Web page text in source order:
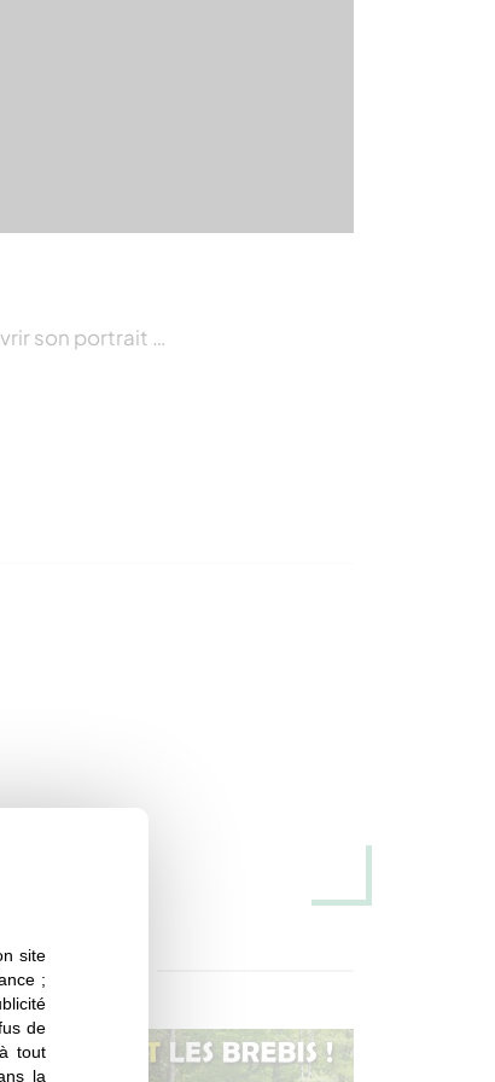
site
;
de
tout
la
son portrait …
éleveur de brebis, qui nous
vie, c’est parti !
sur toi ? ton parcours… si tu as